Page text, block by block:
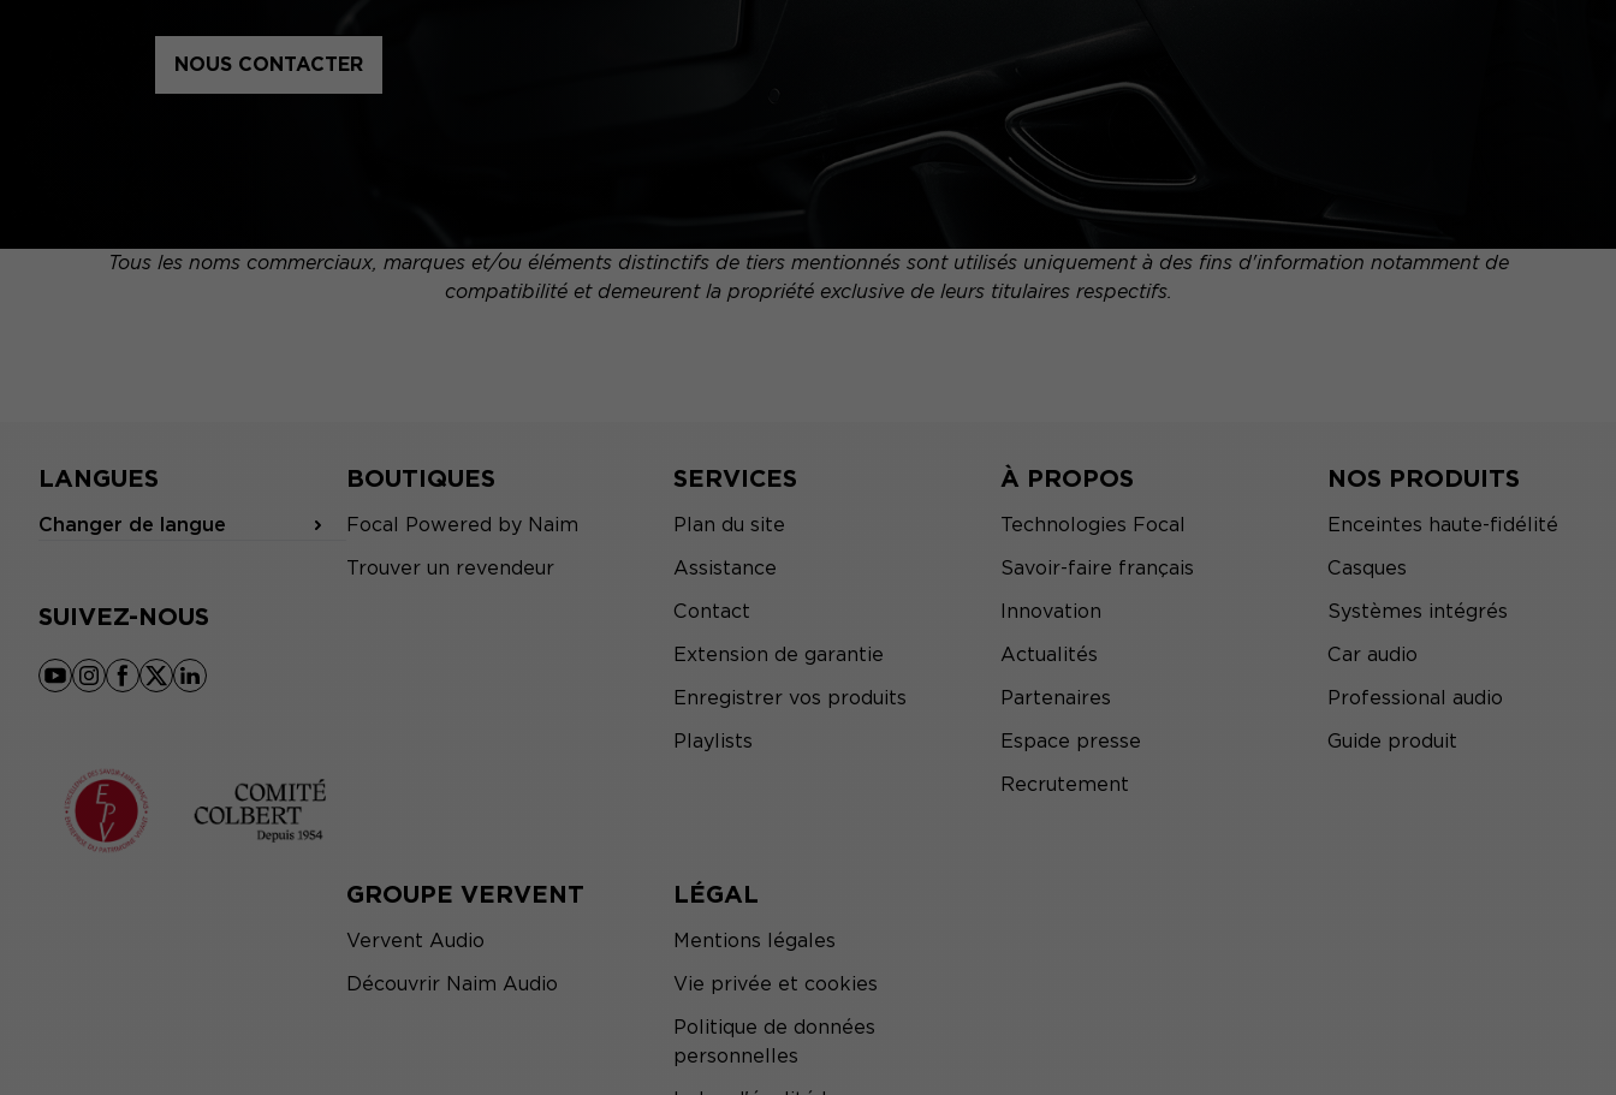
NOUS CONTACTER
Tous les noms commerciaux, marques et/ou éléments distinctifs de tiers mentionnés sont utilisés uniquement à des fins d'information notamment de
compatibilité et demeurent la propriété exclusive de leurs titulaires respectifs.
LANGUES
Changer de langue
SUIVEZ-NOUS
youtube
instagram
facebook
x linkedin
BOUTIQUES
Focal Powered by Naim
Trouver un revendeur
SERVICES
Plan du site
Assistance
Contact
Extension de garantie
Enregistrer vos produits
Playlists
À PROPOS
Technologies Focal
Savoir-faire français
Innovation
Actualités
Partenaires
Espace presse
Recrutement
NOS PRODUITS
Enceintes haute-fidélité
Casques
Systèmes intégrés
Car audio
Professional audio
Guide produit
GROUPE VERVENT
Vervent Audio
Découvrir Naim Audio
LÉGAL
Mentions légales
Vie privée et cookies
Politique de données
personnelles